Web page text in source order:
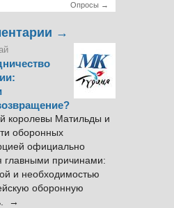
Опросы →
→
королевы Матильды и
оборонных
официально
главными причинами:
и необходимостью
оборонную
→